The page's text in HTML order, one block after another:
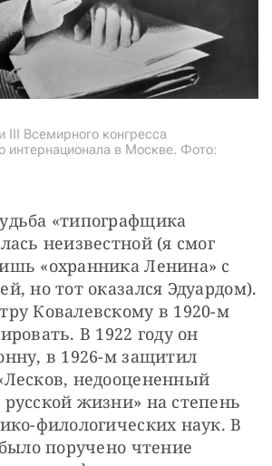
III Всемирного конгресса
интернационала в Москве. Фото:
«типографщика
неизвестной (я смог
«охранника Ленина» с
но тот оказался Эдуардом).
Ковалевскому в 1920-м
В 1922 году он
в 1926-м защитил
недооцененный
жизни» на степень
филологических наук. В
поручено чтение